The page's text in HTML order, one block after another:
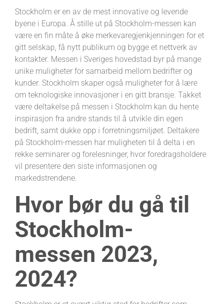
Stockholm er en av de mest innovative og levende
byene i Europa. Å stille ut på Stockholm-messen kan
være en fin måte å øke merkevaregjenkjenningen for et
gitt selskap, få nytt publikum og bygge et nettverk av
kontakter. Messen i Sveriges hovedstad byr på mange
unike muligheter for samarbeid mellom bedrifter og
kunder. Stockholm skaper også muligheter for å lære
om teknologiske innovasjoner i en gitt bransje. Takket
være deltakelse på messen i Stockholm kan du hente
inspirasjon fra andre stands til å utvikle din egen
bedrift, samt dukke opp i forretningsmiljøet. Deltakere
på Stockholm-messen har muligheten til å delta i en
rekke seminarer og forelesninger, hvor foredragsholdere
vil presentere den siste informasjonen og
markedstrendene.
Hvor bør du gå til
Stockholm-
messen 2023,
2024?